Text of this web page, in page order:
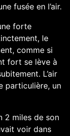
fusée en l’air.
forte
le
comme si
fort se lève à
L’air
particulière, un
2 miles de son
voir dans